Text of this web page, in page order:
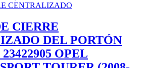
CENTRALIZADO
CIERRE
DEL PORTÓN
OPEL